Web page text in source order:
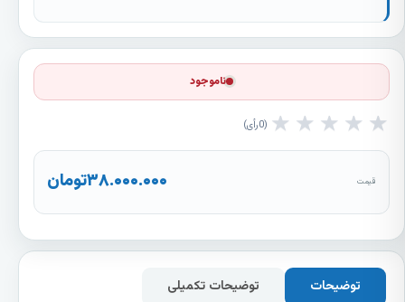
ناموجود
★ ★ ★ ★ ★
0رأی
قیمت ۳۸.۰۰۰.۰۰۰تومان
توضیحات توضیحات تکمیلی